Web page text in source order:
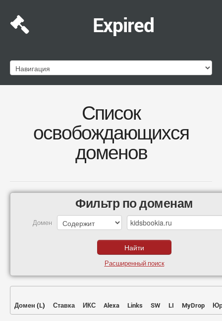
Expired
Список
освобождающихся
доменов
Фильтр по доменам
Домен
Расширенный поиск
Домен (L) Ставка ИКС Alexa Links SW LI MyDrop